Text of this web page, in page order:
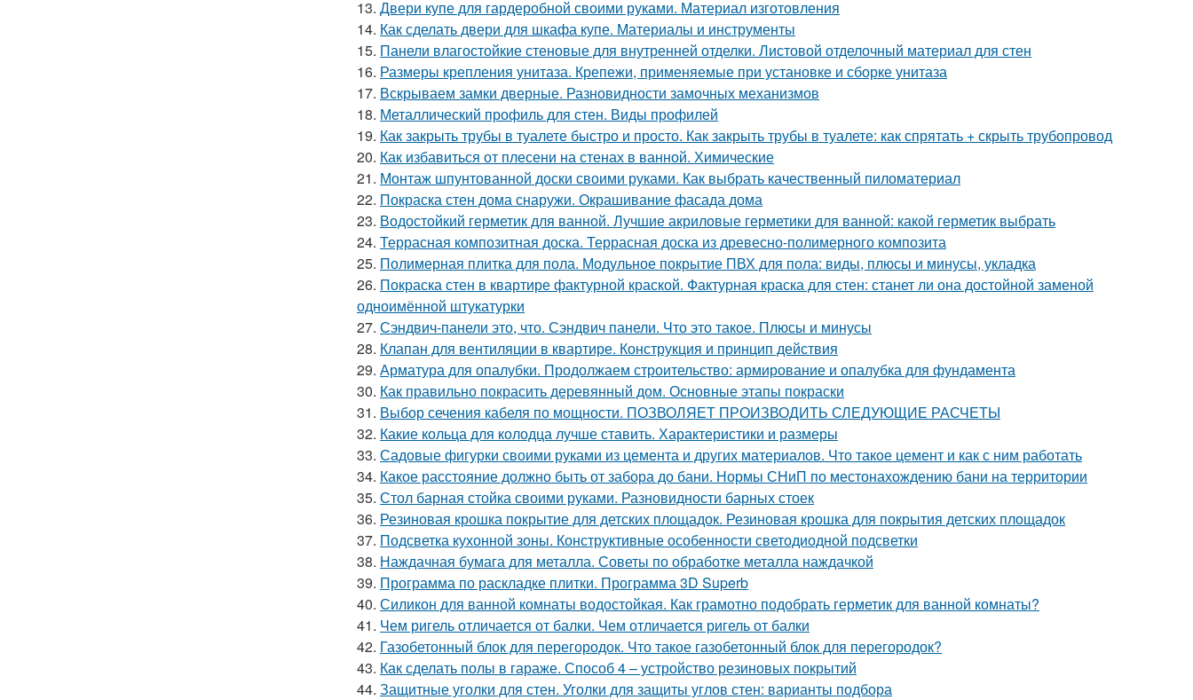
13. Двери купе для гардеробной своими руками. Материал изготовления
14. Как сделать двери для шкафа купе. Материалы и инструменты
15. Панели влагостойкие стеновые для внутренней отделки. Листовой отделочный материал для стен
16. Размеры крепления унитаза. Крепежи, применяемые при установке и сборке унитаза
17. Вскрываем замки дверные. Разновидности замочных механизмов
18. Металлический профиль для стен. Виды профилей
19. Как закрыть трубы в туалете быстро и просто. Как закрыть трубы в туалете: как спрятать + скрыть трубопровод
20. Как избавиться от плесени на стенах в ванной. Химические
21. Монтаж шпунтованной доски своими руками. Как выбрать качественный пиломатериал
22. Покраска стен дома снаружи. Окрашивание фасада дома
23. Водостойкий герметик для ванной. Лучшие акриловые герметики для ванной: какой герметик выбрать
24. Террасная композитная доска. Террасная доска из древесно-полимерного композита
25. Полимерная плитка для пола. Модульное покрытие ПВХ для пола: виды, плюсы и минусы, укладка
26. Покраска стен в квартире фактурной краской. Фактурная краска для стен: станет ли она достойной заменой
одноимённой штукатурки
27. Сэндвич-панели это, что. Сэндвич панели. Что это такое. Плюсы и минусы
28. Клапан для вентиляции в квартире. Конструкция и принцип действия
29. Арматура для опалубки. Продолжаем строительство: армирование и опалубка для фундамента
30. Как правильно покрасить деревянный дом. Основные этапы покраски
31. Выбор сечения кабеля по мощности. ПОЗВОЛЯЕТ ПРОИЗВОДИТЬ СЛЕДУЮЩИЕ РАСЧЕТЫ
32. Какие кольца для колодца лучше ставить. Характеристики и размеры
33. Садовые фигурки своими руками из цемента и других материалов. Что такое цемент и как с ним работать
34. Какое расстояние должно быть от забора до бани. Нормы СНиП по местонахождению бани на территории
35. Стол барная стойка своими руками. Разновидности барных стоек
36. Резиновая крошка покрытие для детских площадок. Резиновая крошка для покрытия детских площадок
37. Подсветка кухонной зоны. Конструктивные особенности светодиодной подсветки
38. Наждачная бумага для металла. Советы по обработке металла наждачкой
39. Программа по раскладке плитки. Программа 3D Superb
40. Силикон для ванной комнаты водостойкая. Как грамотно подобрать герметик для ванной комнаты?
41. Чем ригель отличается от балки. Чем отличается ригель от балки
42. Газобетонный блок для перегородок. Что такое газобетонный блок для перегородок?
43. Как сделать полы в гараже. Способ 4 – устройство резиновых покрытий
44. Защитные уголки для стен. Уголки для защиты углов стен: варианты подбора